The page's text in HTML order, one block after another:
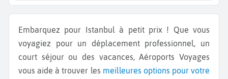
Embarquez pour Istanbul à petit prix ! Que vous
voyagiez pour un déplacement professionnel, un
court séjour ou des vacances, Aéroports Voyages
vous aide à trouver les meilleures options pour votre